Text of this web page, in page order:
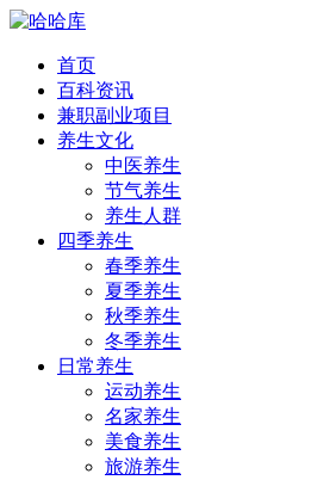
首页
百科资讯
兼职副业项目
养生文化
中医养生
节气养生
养生人群
四季养生
春季养生
夏季养生
秋季养生
冬季养生
日常养生
运动养生
名家养生
美食养生
旅游养生